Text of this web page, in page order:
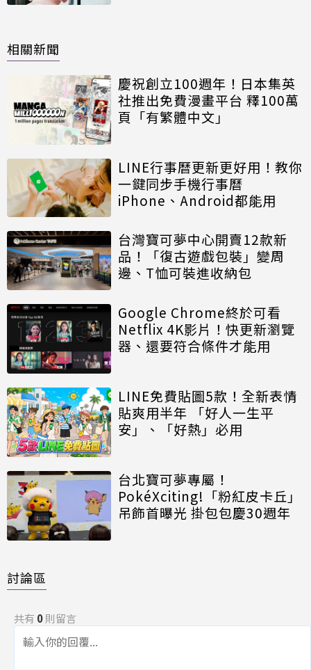
相關新聞
慶祝創立100週年！日本集英
社推出免費漫畫平台 釋100萬
頁「有繁體中文」
LINE行事曆更新更好用！教你
一鍵同步手機行事曆
iPhone、Android都能用
台灣寶可夢中心開賣12款新
品！「復古遊戲包裝」變周
邊、T恤可裝進收納包
Google Chrome終於可看
Netflix 4K影片！快更新瀏覽
器、還要符合條件才能用
LINE免費貼圖5款！全新表情
貼爽用半年 「好人一生平
安」、「好熱」必用
台北寶可夢專屬！
PokéXciting!「粉紅皮卡丘」
吊飾首曝光 掛包包慶30週年
討論區
共有 0則留言